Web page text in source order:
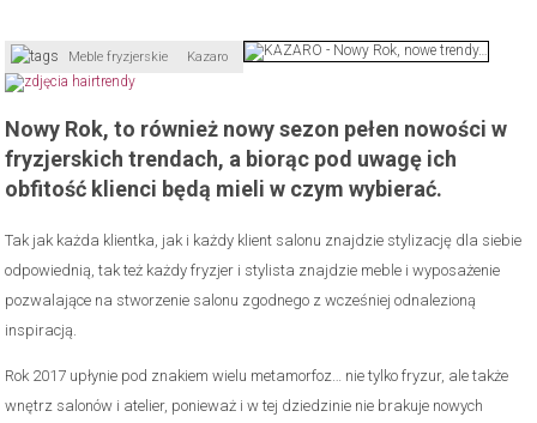
Meble fryzjerskie Kazaro
Nowy Rok, to również nowy sezon pełen nowości w
fryzjerskich trendach, a biorąc pod uwagę ich
obfitość klienci będą mieli w czym wybierać.
Tak jak każda klientka, jak i każdy klient salonu znajdzie stylizację dla siebie
odpowiednią, tak też każdy fryzjer i stylista znajdzie meble i wyposażenie
pozwalające na stworzenie salonu zgodnego z wcześniej odnalezioną
inspiracją.
Rok 2017 upłynie pod znakiem wielu metamorfoz… nie tylko fryzur, ale także
wnętrz salonów i atelier, ponieważ i w tej dziedzinie nie brakuje nowych